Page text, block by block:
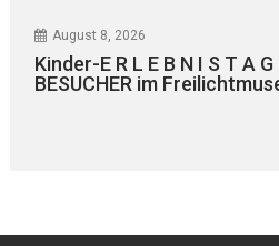
August 8, 2026
Kinder-E R L E B N I S T A
BESUCHER im